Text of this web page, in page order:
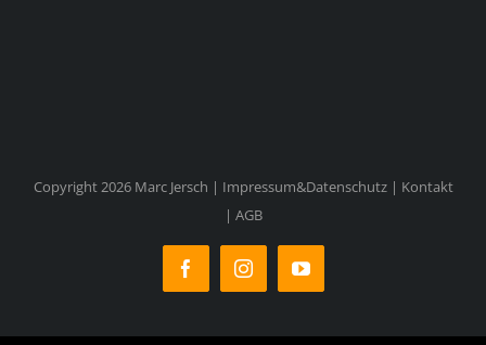
Copyright 2026 Marc Jersch | Impressum&Datenschutz| Kontakt
| AGB
FacebookInstagramYouTube